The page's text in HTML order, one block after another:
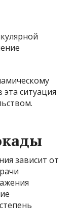
ситуация
зависит от